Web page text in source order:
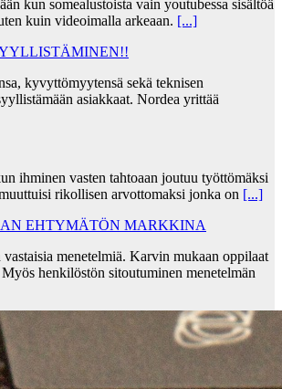
kun somealustoista vain youtubessa sisältöä
kuin videoimalla arkeaan. [...]
kyvyttömyytensä sekä teknisen
asiakkaat. Nordea yrittää
ihminen vasten tahtoaan joutuu työttömäksi
rikollisen arvottomaksi jonka on [...]
EHTYMÄTÖN MARKKINA
menetelmiä. Karvin mukaan oppilaat
henkilöstön sitoutuminen menetelmän